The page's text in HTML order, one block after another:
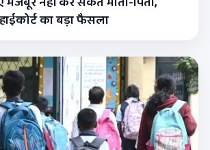
का बड़ा फैसला